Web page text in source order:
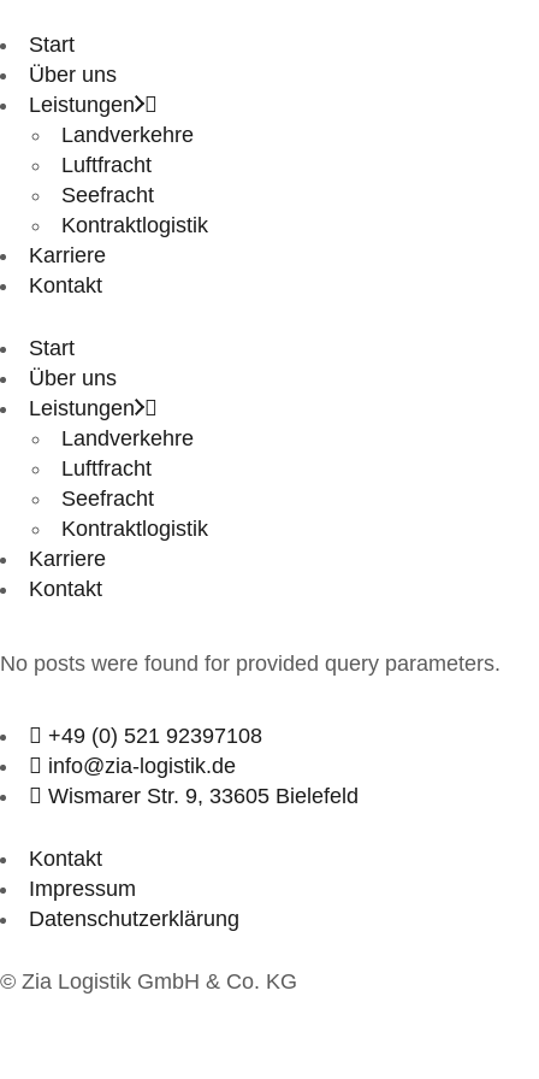
Start
Über uns
Leistungen
Landverkehre
Luftfracht
Seefracht
Kontraktlogistik
Karriere
Kontakt
Start
Über uns
Leistungen
Landverkehre
Luftfracht
Seefracht
Kontraktlogistik
Karriere
Kontakt
No posts were found for provided query parameters.
+49 (0) 521 92397108
info@zia-logistik.de
Wismarer Str. 9, 33605 Bielefeld
Kontakt
Impressum
Datenschutzerklärung
© Zia Logistik GmbH & Co. KG